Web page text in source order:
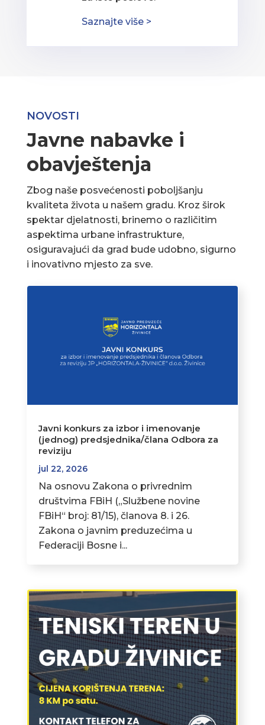
Saznajte više >
NOVOSTI
Javne nabavke i
obavještenja
Zbog naše posvećenosti poboljšanju
kvaliteta života u našem gradu. Kroz širok
spektar djelatnosti, brinemo o različitim
aspektima urbane infrastrukture,
osiguravajući da grad bude udobno, sigurno
i inovativno mjesto za sve.
Javni konkurs za izbor i imenovanje
(jednog) predsjednika/člana Odbora za
reviziju
jul 22, 2026
Na osnovu Zakona o privrednim
društvima FBiH („Službene novine
FBiH“ broj: 81/15), članova 8. i 26.
Zakona o javnim preduzećima u
Federaciji Bosne i...